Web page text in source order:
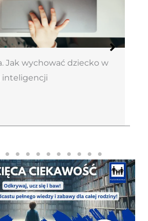
Jak wychować dziecko w
inteligencji